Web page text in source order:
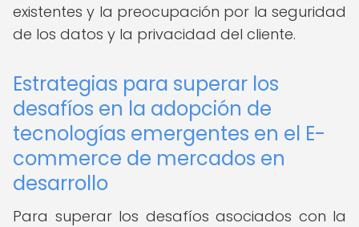
existentes y la preocupación por la seguridad
de los datos y la privacidad del cliente.
Estrategias para superar los
desafíos en la adopción de
tecnologías emergentes en el E-
commerce de mercados en
desarrollo
Para superar los desafíos asociados con la